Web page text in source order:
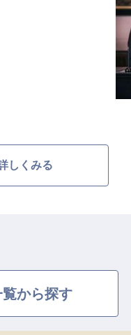
も安心です！ホ
の語学力も活か
生も充実！ 育
しています！
質な空間で、国
しくみる
から探す